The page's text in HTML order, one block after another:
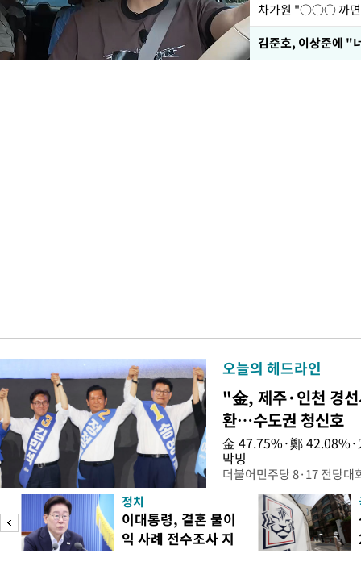
김준호, 이상준에 "
오늘의 헤드라인
"金, 제주·인천 경
환…수도권 청신호
金 47.75%·鄭
박빙
더불어민주당 8·17 전당대
인천 권리당원 투표에서
난주 첫 주말 순회경선에서
경남에서는 정청래 후보가
앙당 선관위원장은 8일 제
정치
이대통령, 결혼 불이
익 사례 전수조사 지